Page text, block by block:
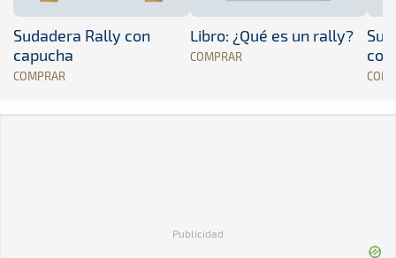
Sudadera Rally con
capucha
COMPRAR
Libro: ¿Qué es un rally?
COMPRAR
Publicidad